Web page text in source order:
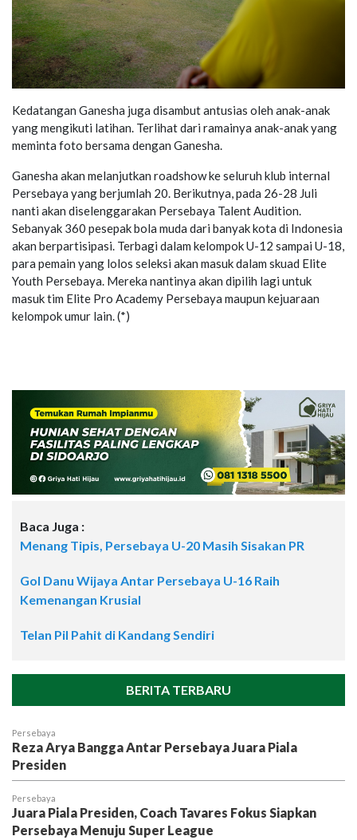
Kedatangan Ganesha juga disambut antusias oleh anak-anak
yang mengikuti latihan. Terlihat dari ramainya anak-anak yang
meminta foto bersama dengan Ganesha.
Ganesha akan melanjutkan roadshowke seluruh klub internal
Persebaya yang berjumlah 20. Berikutnya, pada 26-28 Juli
nanti akan diselenggarakan Persebaya Talent Audition.
Sebanyak 360 pesepak bola muda dari banyak kota di Indonesia
akan berpartisipasi. Terbagi dalam kelompok U-12 sampai U-18,
para pemain yang lolos seleksi akan masuk dalam skuad Elite
Youth Persebaya. Mereka nantinya akan dipilih lagi untuk
masuk tim Elite Pro Academy Persebaya maupun kejuaraan
kelompok umur lain. (*)
Baca Juga :
Menang Tipis, Persebaya U-20 Masih Sisakan PR
Gol Danu Wijaya Antar Persebaya U-16 Raih
Kemenangan Krusial
Telan Pil Pahit di Kandang Sendiri
BERITA TERBARU
Persebaya
Reza Arya Bangga Antar Persebaya Juara Piala
Presiden
Persebaya
Juara Piala Presiden, Coach Tavares Fokus Siapkan
Persebaya Menuju Super League